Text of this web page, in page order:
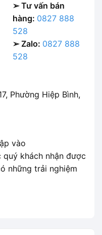
➢ Tư vấn bán
hàng: 0827 888
528
➢ Zalo: 0827 888
528
Phường Hiệp Bình,
vào
quý khách nhận được
những trải nghiệm